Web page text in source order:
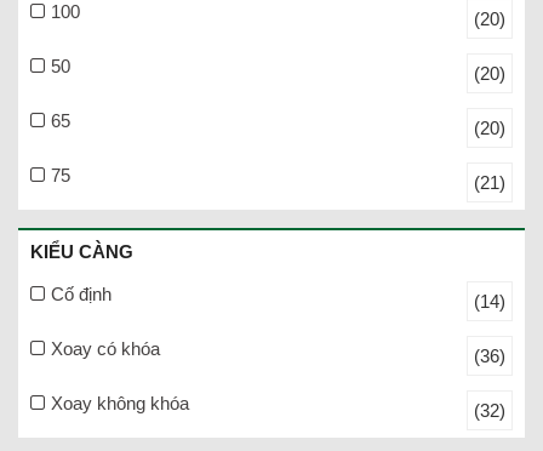
100 (20)
50 (20)
65 (20)
75 (21)
KIỂU CÀNG
Cố định (14)
Xoay có khóa (36)
Xoay không khóa (32)